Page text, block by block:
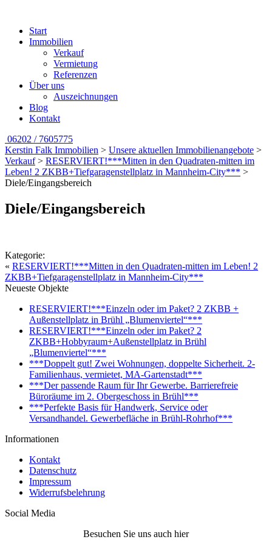
Start
Immobilien
Verkauf
Vermietung
Referenzen
Über uns
Auszeichnungen
Blog
Kontakt
06202 / 7605775
Kerstin Falk Immobilien > Unsere aktuellen Immobilienangebote >
Verkauf> RESERVIERT!***Mitten in den Quadraten-mitten im
Leben! 2 ZKBB+Tiefgaragenstellplatz in Mannheim-City*** >
Diele/Eingangsbereich
Diele/Eingangsbereich
Kategorie:
« RESERVIERT!***Mitten in den Quadraten-mitten im Leben! 2
ZKBB+Tiefgaragenstellplatz in Mannheim-City***
Neueste Objekte
RESERVIERT!***Einzeln oder im Paket? 2 ZKBB +
Außenstellplatz in Brühl „Blumenviertel“***
RESERVIERT!***Einzeln oder im Paket? 2
ZKBB+Hobbyraum+Außenstellplatz in Brühl
„Blumenviertel“***
***Doppelt gut! Zwei Wohnungen, doppelte Sicherheit. 2-
Familienhaus, vermietet, MA-Gartenstadt***
***Der passende Raum für Ihr Gewerbe. Barrierefreie
Büroräume im 2. Obergeschoss in Brühl***
***Perfekte Basis für Handwerk, Service oder
Versandhandel. Gewerbefläche in Brühl-Rohrhof***
Informationen
Kontakt
Datenschutz
Impressum
Widerrufsbelehrung
Social Media
Besuchen Sie uns auch hier